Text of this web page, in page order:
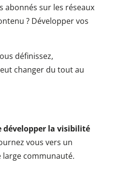
abonnés sur les réseaux
? Développer vos
définissez,
changer du tout au
développer la visibilité
vous vers un
large communauté.